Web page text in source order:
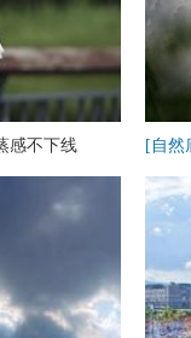
感不下线 [自然